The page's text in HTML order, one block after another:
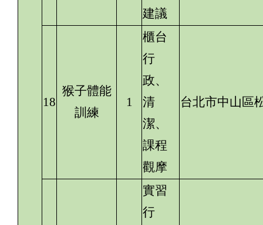
建議
18
猴子體能
訓練
1
櫃台
行
政、
清
潔、
課程
觀摩
台北市中山區
實習
行